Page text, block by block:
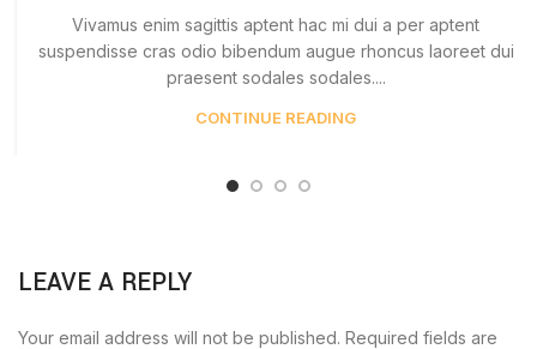
Vivamus enim sagittis aptent hac mi dui a per aptent
suspendisse cras odio bibendum augue rhoncus laoreet dui
praesent sodales sodales....
CONTINUE READING
LEAVE A REPLY
Your email address will not be published. Required fields are